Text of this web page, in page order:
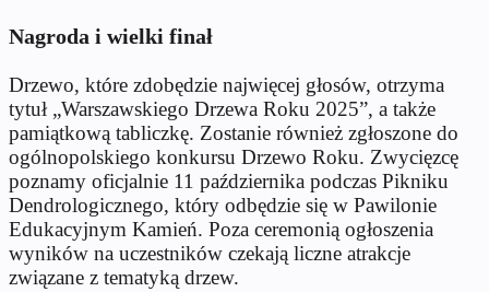
Nagroda i wielki finał
Drzewo, które zdobędzie najwięcej głosów, otrzyma
tytuł „Warszawskiego Drzewa Roku 2025”, a także
pamiątkową tabliczkę. Zostanie również zgłoszone do
ogólnopolskiego konkursu Drzewo Roku. Zwycięzcę
poznamy oficjalnie 11 października podczas Pikniku
Dendrologicznego, który odbędzie się w Pawilonie
Edukacyjnym Kamień. Poza ceremonią ogłoszenia
wyników na uczestników czekają liczne atrakcje
związane z tematyką drzew.